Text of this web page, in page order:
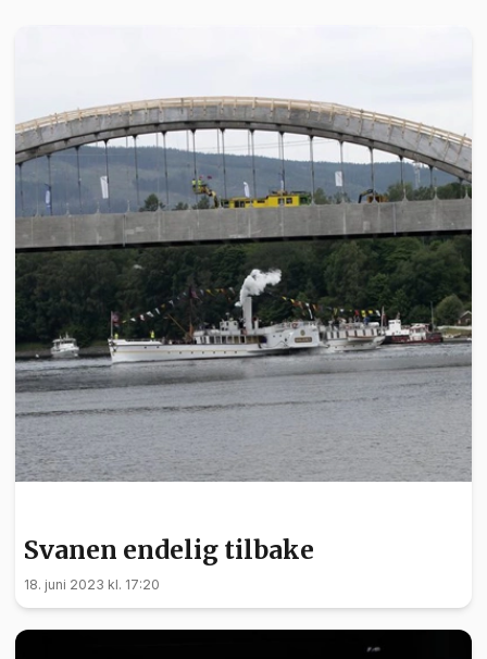
Svanen endelig tilbake
18. juni 2023 kl. 17:20